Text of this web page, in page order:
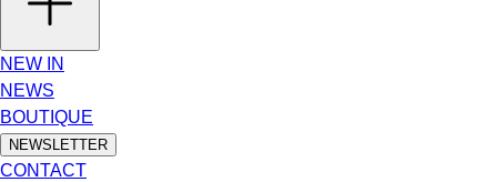
NEW IN
NEWS
BOUTIQUE
NEWSLETTER
CONTACT